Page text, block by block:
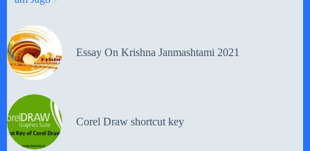
Essay On Krishna Janmashtami 2021
Corel Draw shortcut key